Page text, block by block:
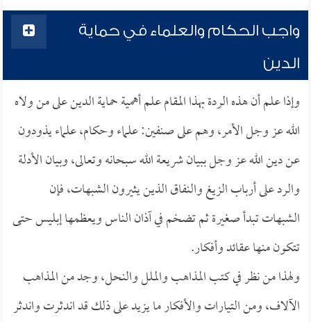
واجب الحكام والعلماء في حماية
الدين
وإذا علم أن هذه الردة بهذا المقام علم أهمية حماية الدين على من ولاه
الله عز وجل الأمر، وهم على صنفين: علماء وحكام، علماء يذودون
عن دين الله عز وجل ببيان شريعة الله سبحانه وتعالى، وبيان الأدلة
والرد على أرباب الزيغ والنفاق الذين يثيرون الشبهات، فإن
الشبهات تبدأ صغيرة ثم تضخم في آذان الناس ويعظمها إبليس حتى
تتكون منها عقائد وأفكار.
ولهذا من نظر في كتب المذاهب والملل والنحل، وجد من المذاهب
الآلاف، ومن التيارات والأفكار ما يزيد على ذلك قد اندثرت واندثر